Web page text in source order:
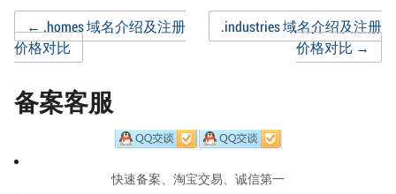
Post
navigation
← .homes 域名介绍及注册
价格对比
.industries 域名介绍及注册
价格对比→
备案客服
快速备案、淘宝交易、诚信第一